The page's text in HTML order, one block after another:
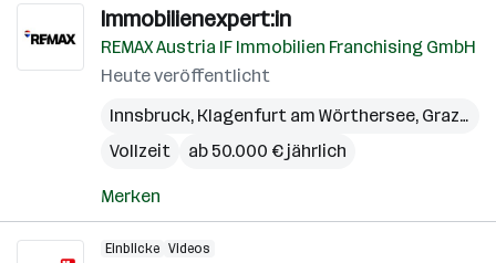
Immobilienexpert:in
REMAX Austria IF Immobilien Franchising GmbH
Heute veröffentlicht
Innsbruck, Klagenfurt am Wörthersee, Graz,
Vollzeit
ab 50.000 € jährlich
Merken
Einblicke Videos